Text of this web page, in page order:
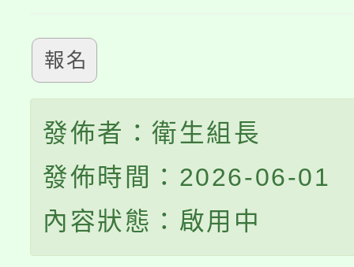
報名
發佈者：衛生組長
發佈時間：2026-06-01
內容狀態：啟用中